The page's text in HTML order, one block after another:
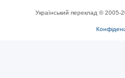
Український переклад © 2005-